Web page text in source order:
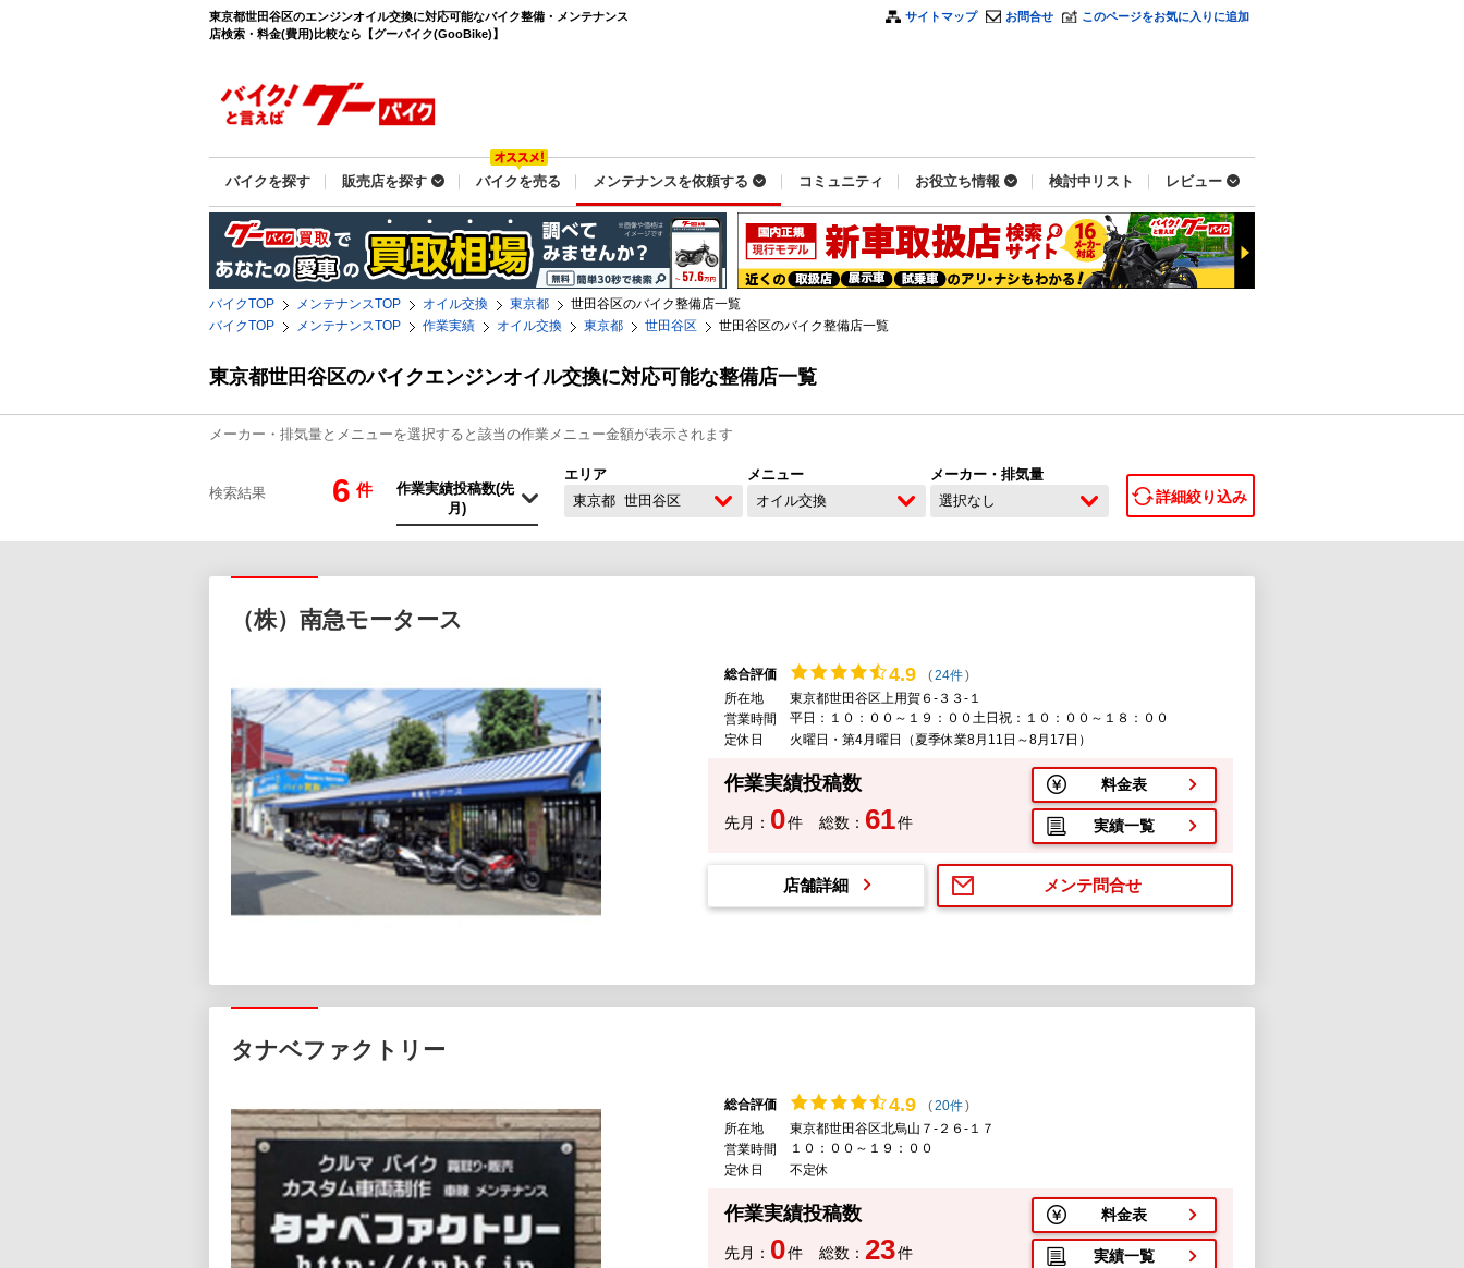
東京都世田谷区のエンジンオイル交換に対応可能なバイク整備・メンテナンス
店検索・料金(費用)比較なら【グーバイク(GooBike)】
サイトマップ お問合せ このページをお気に入りに追加
バイクを探す 販売店を探す バイクを売る メンテナンスを依頼する コミュニティ お役立ち情報 検討中リスト レビュー
バイクTOP メンテナンスTOP オイル交換 東京都
世田谷区のバイク整備店一覧
バイクTOP
メンテナンスTOP 作業実績 オイル交換 東京都 世田谷区 世田谷区のバイク整備店一覧
東京都世田谷区のバイクエンジンオイル交換に対応可能な整備店一覧
メーカー・排気量とメニューを選択すると該当の作業メニュー金額が表示されます
検索結果 6 件
エリア
東京都 世田谷区
メニュー
オイル交換
メーカー・排気量
選択なし
詳細絞り込み
（株）南急モータース
総合評価 4.9 (24件)
所在地
東京都世田谷区上用賀６-３３-１
営業時間
平日：１０：００～１９：００土日祝：１０：００～１８：００
定休日
火曜日・第4月曜日（夏季休業8月11日～8月17日）
作業実績投稿数
先月： 0件 総数： 61件
料金表
実績一覧
メンテ問合せ
店舗詳細
タナベファクトリー
総合評価 4.9 (20件)
所在地
東京都世田谷区北烏山７-２６-１７
営業時間
１０：００～１９：００
定休日
不定休
作業実績投稿数
先月： 0件 総数： 23件
料金表
実績一覧